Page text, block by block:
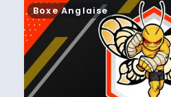
Boxe Anglaise